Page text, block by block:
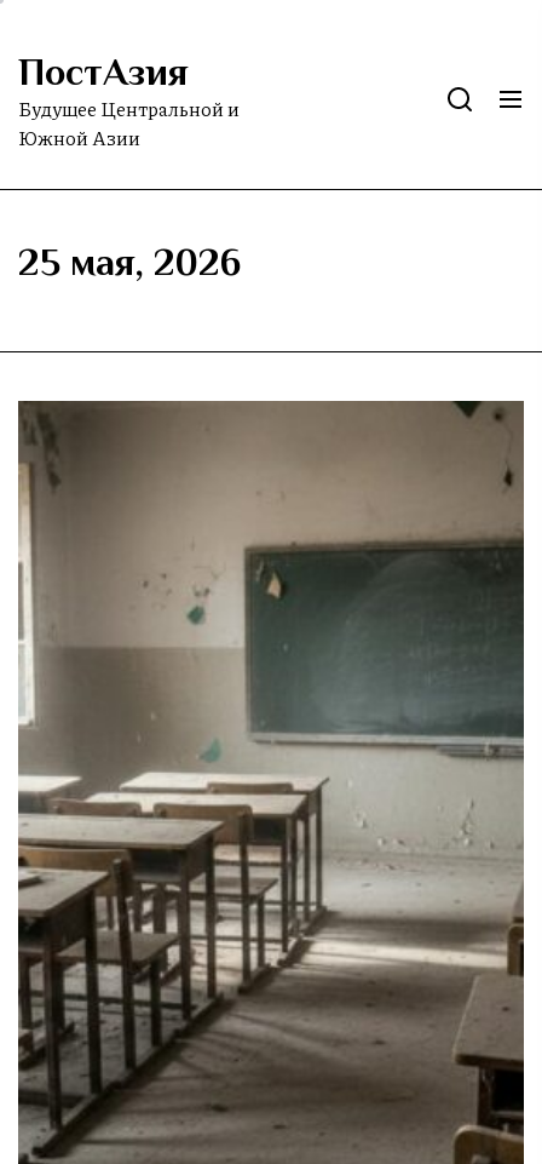
Skip
the
content
ПостАзия
Будущее Центральной и
Южной Азии
25 мая, 2026